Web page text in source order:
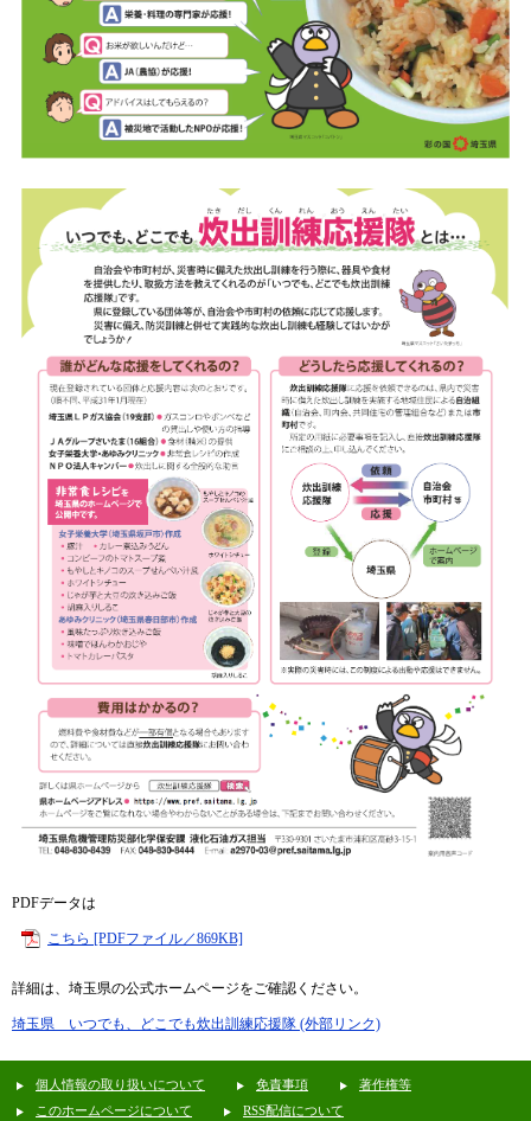
PDFデータは
こちら [PDFファイル／869KB]
詳細は、埼玉県の公式ホームページをご確認ください。
埼玉県 いつでも、どこでも炊出訓練応援隊 (外部リンク)
個人情報の取り扱いについて 免責事項
著作権等
このホームページについて
RSS配信について